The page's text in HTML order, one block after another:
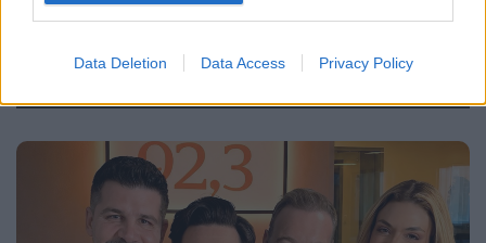
Data Deletion Data Access Privacy Policy
RADIO - ΑΚΡΟΑΜΑΤΙΚΟΤΗΤΕΣ